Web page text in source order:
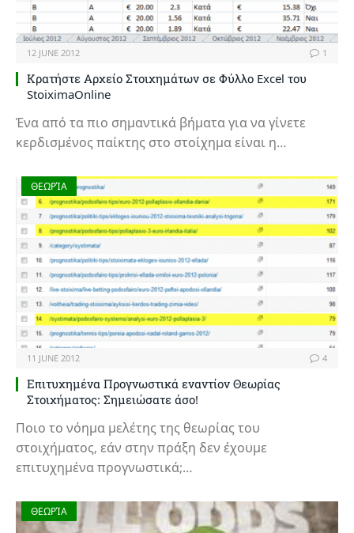
12 JUNE 2012 1
Κρατήστε Αρχείο Στοιχημάτων σε Φύλλο Excel του
StoiximaOnline
Ένα από τα πιο σημαντικά βήματα για να γίνετε
κερδισμένος παίκτης στο στοίχημα είναι η…
ΘΕΩΡΊΑ
11 JUNE 2012 4
Επιτυχημένα Προγνωστικά εναντίον Θεωρίας
Στοιχήματος: Σημειώσατε άσο!
Ποιο το νόημα μελέτης της θεωρίας του
στοιχήματος, εάν στην πράξη δεν έχουμε
επιτυχημένα προγνωστικά;…
ΘΕΩΡΊΑ